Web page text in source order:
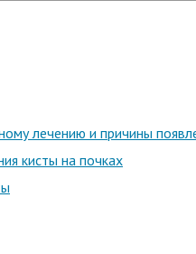
лечению и причины
кисты на почках